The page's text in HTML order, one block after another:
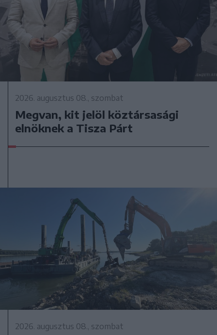
2026. augusztus 08., szombat
Megvan, kit jelöl köztársasági
elnöknek a Tisza Párt
2026. augusztus 08., szombat